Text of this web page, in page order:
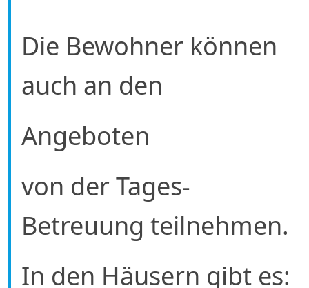
Die Bewohner können
auch an den
Angeboten
von der Tages-
Betreuung teilnehmen.
In den Häusern gibt es: